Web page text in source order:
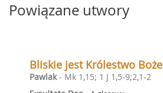
Powiązane utwory
Bliskie jest Królestwo Boże
Pawlak- Mk 1,15; 1 J 1,5-9;2,1-2